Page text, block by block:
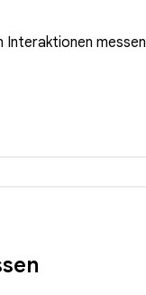
Interaktionen messen